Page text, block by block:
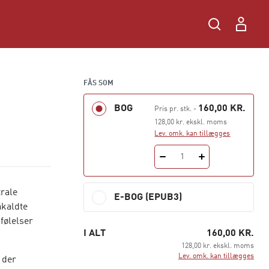
der
FÅS SOM
BOG Pris pr. stk. - 160,00 KR.
128,00 kr. ekskl. moms
Lev. omk. kan tillægges
1
E-BOG (EPUB3)
I ALT 160,00 KR.
128,00 kr. ekskl. moms
Lev. omk. kan tillægges